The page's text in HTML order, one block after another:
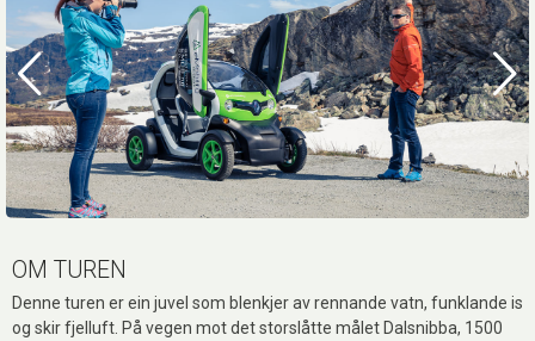
OM TUREN
Denne turen er ein juvel som blenkjer av rennande vatn, funklande is
og skir fjelluft. På vegen mot det storslåtte målet Dalsnibba, 1500